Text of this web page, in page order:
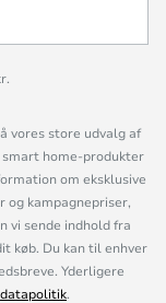
vores store udvalg af
home-produkter
om eksklusive
kampagnepriser,
vi sende indhold fra
køb. Du kan til enhver
Yderligere
.